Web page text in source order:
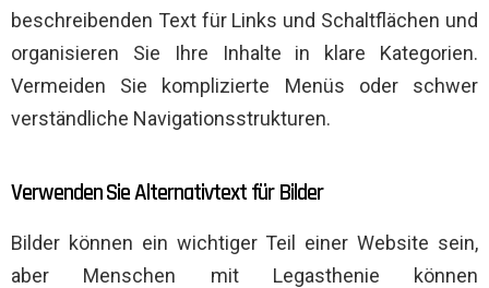
beschreibenden Text für Links und Schaltflächen und
organisieren Sie Ihre Inhalte in klare Kategorien.
Vermeiden Sie komplizierte Menüs oder schwer
verständliche Navigationsstrukturen.
Verwenden Sie Alternativtext für Bilder
Bilder können ein wichtiger Teil einer Website sein,
aber Menschen mit Legasthenie können